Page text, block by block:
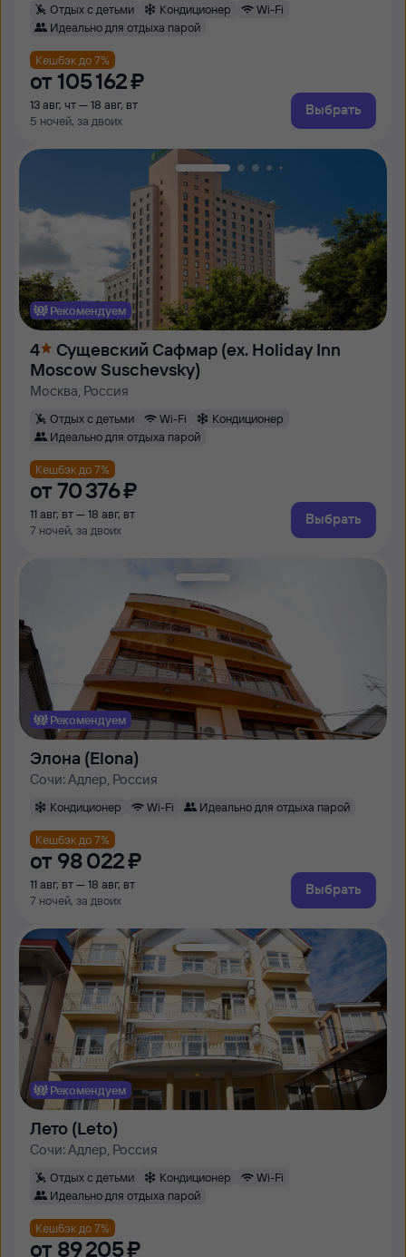
Отдых с детьми Кондиционер
Wi-Fi
Идеально для отдыха парой
Кешбэк до 7%
от 105 ⁠162 ⁠₽
13 авг, чт — 18 авг, вт
5 ночей, за двоих
Выбрать
Рекомендуем
4
Сущевский Сафмар (ex. Holiday Inn
Moscow Suschevsky)
Москва, Россия
Отдых с детьми Wi-Fi
Кондиционер
Идеально для отдыха парой
Кешбэк до 7%
от 70 ⁠376 ⁠₽
11 авг, вт — 18 авг, вт
7 ночей, за двоих
Выбрать
Рекомендуем
Элона (Elona)
Сочи: Адлер, Россия
Кондиционер Wi-Fi Идеально для отдыха парой
Кешбэк до 7%
от 98 ⁠022 ⁠₽
11 авг, вт — 18 авг, вт
7 ночей, за двоих
Выбрать
Рекомендуем
Лето (Leto)
Сочи: Адлер, Россия
Отдых с детьми Кондиционер
Wi-Fi
Идеально для отдыха парой
Кешбэк до 7%
от 89 ⁠205 ⁠₽